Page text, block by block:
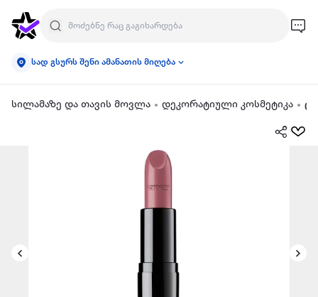
სად გსურს შენი ამანათის მიღება
სილამაზე და თავის მოვლა დეკორატიული კოსმეტიკა